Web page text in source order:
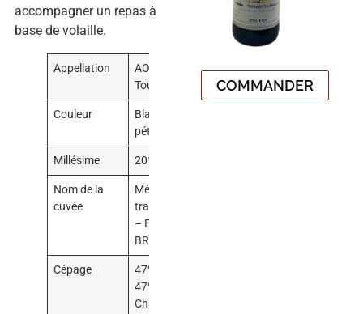
accompagner un repas à
base de volaille.
Appellation
AOC
Touraine
Couleur
Blanc
pétillant
Millésime 2018
Nom de la
cuvée
Méthode
traditionnelle
– EXTRA-
BRUT
Cépage
47% Chenin,
47%
Chardonnay,
COMMANDER